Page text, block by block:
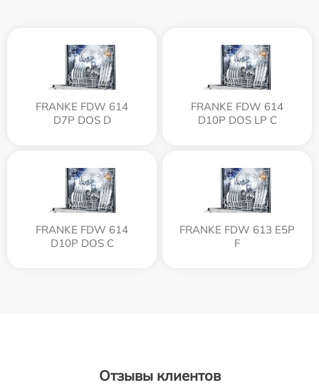
FRANKE FDW 614
D7P DOS D
FRANKE FDW 614
D10P DOS LP C
FRANKE FDW 614
D10P DOS C
FRANKE FDW 613 E5P
F
Отзывы клиентов